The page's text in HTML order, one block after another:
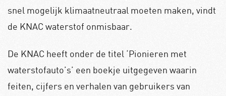
snel mogelijk klimaatneutraal moeten maken, vindt
de KNAC waterstof onmisbaar.
De KNAC heeft onder de titel ‘Pionieren met
waterstofauto’s’ een boekje uitgegeven waarin
feiten, cijfers en verhalen van gebruikers van